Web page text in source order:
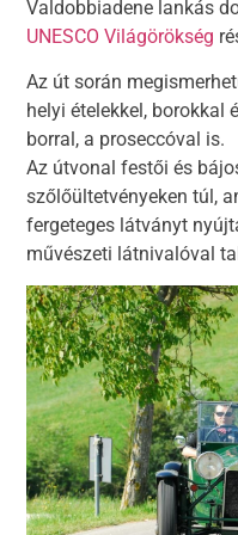
Valdobbiadene lankás
UNESCO Világörökség
Az út során
helyi ételekkel, borokkal
borral, a proseccóval is.
Az útvonal festői és
szőlőültetvényeken túl,
fergeteges látványt
művészeti látnivalóval